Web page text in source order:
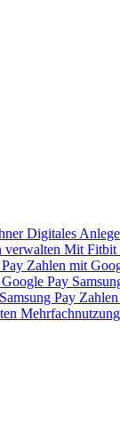
Digitales
verwalten Mit Fitbit
Zahlen mit
Google Pay
Pay
Mehrfachnutzung